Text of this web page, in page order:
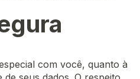
com você, quanto à